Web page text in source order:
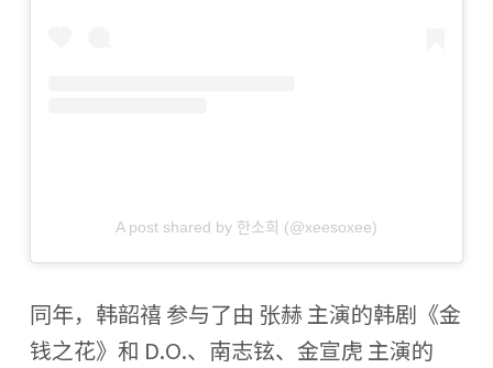
A post shared by 한소희 (@xeesoxee)
同年，韩韶禧 参与了由 张赫 主演的韩剧《金
钱之花》和 D.O.、南志铉、金宣虎 主演的